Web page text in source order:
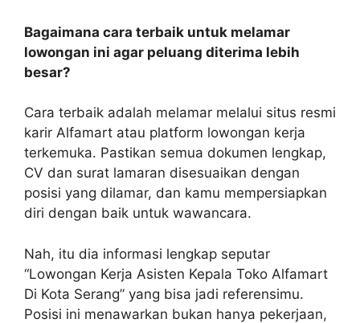
Bagaimana cara terbaik untuk melamar
lowongan ini agar peluang diterima lebih
besar?
Cara terbaik adalah melamar melalui situs resmi
karir Alfamart atau platform lowongan kerja
terkemuka. Pastikan semua dokumen lengkap,
CV dan surat lamaran disesuaikan dengan
posisi yang dilamar, dan kamu mempersiapkan
diri dengan baik untuk wawancara.
Nah, itu dia informasi lengkap seputar
“Lowongan Kerja Asisten Kepala Toko Alfamart
Di Kota Serang” yang bisa jadi referensimu.
Posisi ini menawarkan bukan hanya pekerjaan,